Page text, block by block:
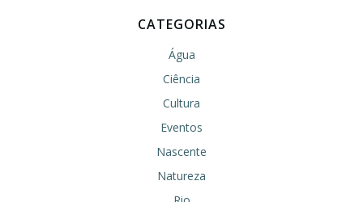
CATEGORIAS
Água
Ciência
Cultura
Eventos
Nascente
Natureza